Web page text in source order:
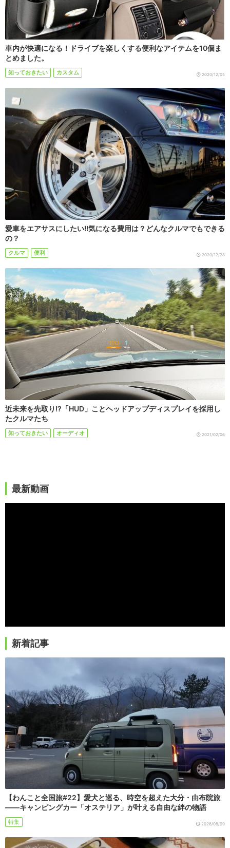
車内が快適になる！ドライブを楽しくする便利なアイテムを10個ま
とめました。
知っておきたい カスタム 2020/12/05
愛車をエアサスにしたい!!気になる費用は？どんなクルマでもできる
の？
クルマ 便利 2020/12/28
近未来を先取り!?「HUD」ことヘッドアップディスプレイを採用し
たクルマたち
知っておきたい オーディオ 2021/02/06
最新動画
新着記事
【わんこと全国旅#22】愛犬と巡る、時空を超えた大分・由布院旅
――キャンピングカー「オステリア」が叶える自由な絆の物語
特集 2026/08/09